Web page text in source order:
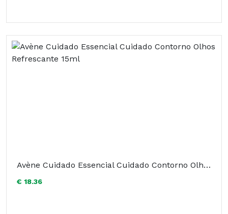
Avène Cuidado Essencial Cuidado Contorno Olhos Refrescante 15ml
€ 18.36